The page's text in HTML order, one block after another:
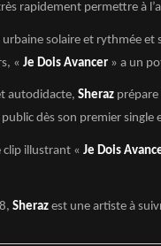
rapidement permettre à
urbaine solaire et rythmée
« Je Dois Avancer » a un
autodidacte, Sheraz
dès son premier single
clip illustrant « Je Dois
Sheraz est une artiste à